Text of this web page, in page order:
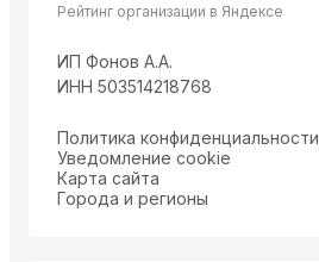
Рейтинг организации в Яндексе
ИП Фонов А.А.
ИНН 503514218768
Политика конфиденциальности
Уведомление cookie
Карта сайта
Города и регионы